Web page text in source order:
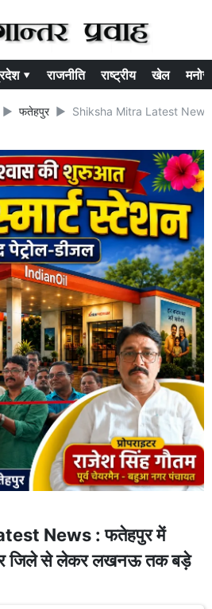
▾ राजनीति राष्ट्रीय खेल
फतेहपुर Shiksha Mitra Latest News :
News : फतेहपुर में
जिले से लेकर लखनऊ तक बड़े